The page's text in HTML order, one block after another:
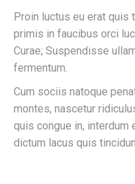
Proin luctus eu erat quis
primis in faucibus orci
Curae; Suspendisse
fermentum.
Cum sociis natoque
montes, nascetur
quis congue in, interdum
dictum lacus quis